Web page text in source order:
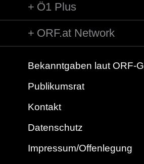
Ö1 Plus
ORF.at Network
Bekanntgaben laut ORF-G
Publikumsrat
Kontakt
Datenschutz
Impressum/Offenlegung